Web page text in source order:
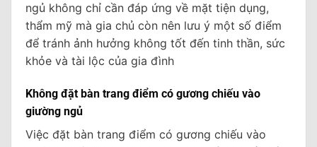
ngủ không chỉ cần đáp ứng về mặt tiện dụng,
thẩm mỹ mà gia chủ còn nên lưu ý một số điểm
để tránh ảnh hưởng không tốt đến tinh thần, sức
khỏe và tài lộc của gia đình
Không đặt bàn trang điểm có gương chiếu vào
giường ngủ
Việc đặt bàn trang điểm có gương chiếu vào